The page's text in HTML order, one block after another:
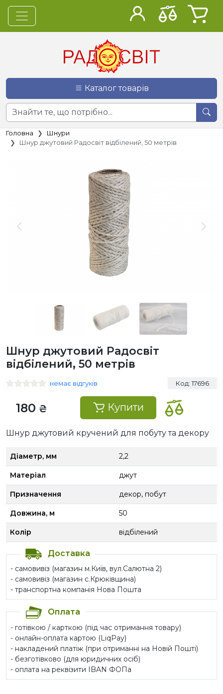
Каталог товарів
Головна
Шнури
Шнур джутовий Радосвіт відбілений, 50 метрів
Шнур джутовий Радосвіт
відбілений, 50 метрів
немає відгуків Код: 17696
180 ₴ Купити
Шнур джутовий кручений для побуту та декору
Діаметр, мм 2,2
Матеріал джут
Призначення декор, побут
Довжина, м 50
Колір відбілений
Доставка
- самовивіз (магазин м.Київ, вул.Салютна 2)
- самовивіз (магазин с.Крюківщина)
- транспортна компанія Нова Пошта
Оплата
- готівкою / карткою (під час отримання товару)
- онлайн-оплата картою (LiqPay)
- накладений платіж (при отриманні на Новій Пошті)
- безготівково (для юридичних осіб)
- оплата на реквізити IBAN ФОПа